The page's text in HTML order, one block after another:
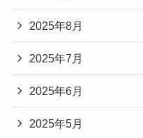
2025年8月
2025年7月
2025年6月
2025年5月